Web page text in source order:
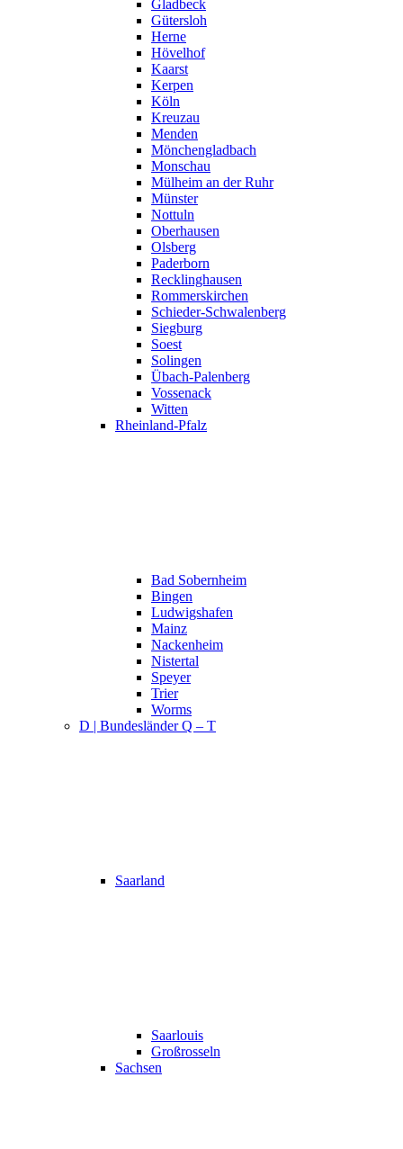
Gladbeck
Gütersloh
Herne
Hövelhof
Kaarst
Kerpen
Köln
Kreuzau
Menden
Mönchengladbach
Monschau
Mülheim an der Ruhr
Münster
Nottuln
Oberhausen
Olsberg
Paderborn
Recklinghausen
Rommerskirchen
Schieder-Schwalenberg
Siegburg
Soest
Solingen
Übach-Palenberg
Vossenack
Witten
Rheinland-Pfalz
Bad Sobernheim
Bingen
Ludwigshafen
Mainz
Nackenheim
Nistertal
Speyer
Trier
Worms
D | Bundesländer Q – T
Saarland
Saarlouis
Großrosseln
Sachsen